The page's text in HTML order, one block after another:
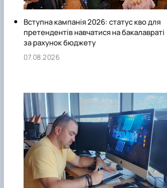
Вступна кампанія 2026: статус кво для
претендентів навчатися на бакалавраті
за рахунок бюджету
07.08.2026